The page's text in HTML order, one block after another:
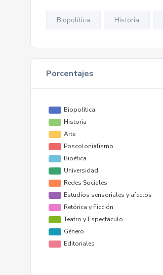
Biopolítica Historia
Porcentajes